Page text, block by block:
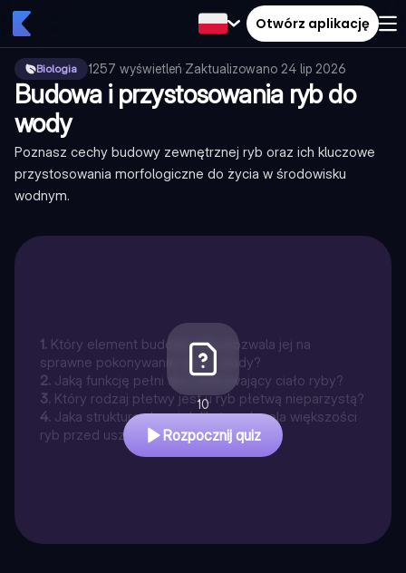
Otwórz aplikację
Biologia 1257 wyświetleń·Zaktualizowano 24 lip 2026
Budowa i przystosowania ryb do
wody
Poznasz cechy budowy zewnętrznej ryb oraz ich kluczowe
przystosowania morfologiczne do życia w środowisku
wodnym.
1. Który element budowy ryby pozwala jej na
sprawne pokonywanie oporu wody?
2. Jaką funkcję pełni śluz pokrywający ciało ryby?
3. Który rodzaj płetwy jest u ryb płetwą nieparzystą?
4. Jaka struktura chroni delikatne skrzela większości
ryb przed uszkodzeniem?
10
Rozpocznij quiz